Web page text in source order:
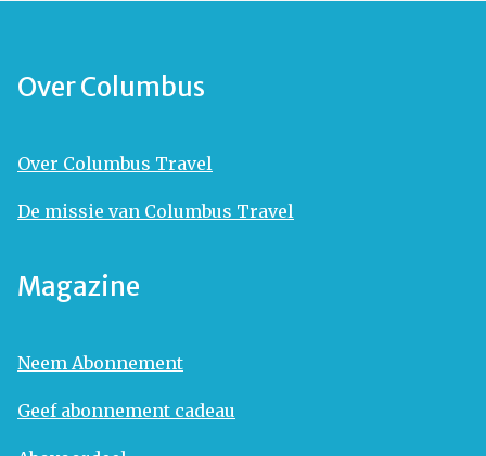
Over Columbus
Over Columbus Travel
De missie van Columbus Travel
Magazine
Neem Abonnement
Geef abonnement cadeau